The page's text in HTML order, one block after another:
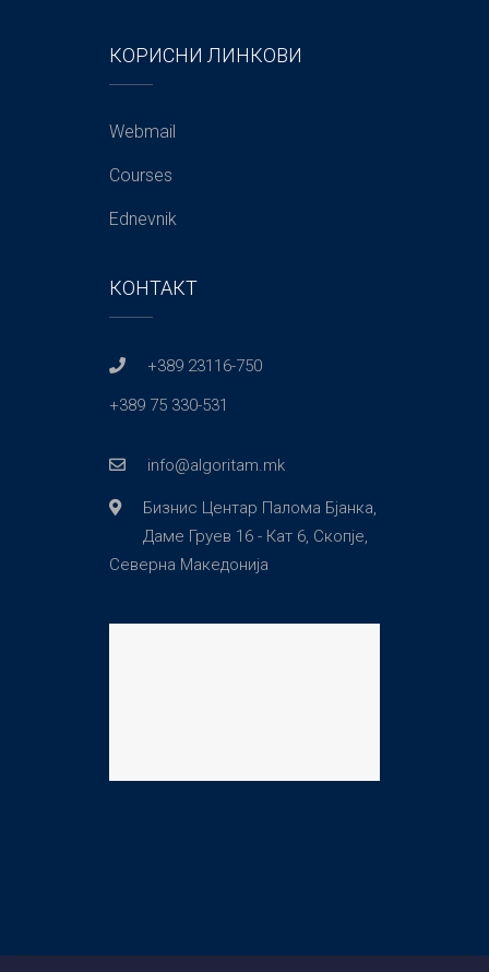
КОРИСНИ ЛИНКОВИ
Webmail
Courses
Ednevnik
КОНТАКТ
+389 23116-750
+389 75 330-531
info@algoritam.mk
Бизнис Центар Палома Бјанка,
Даме Груев 16 - Кат 6, Скопје,
Северна Македонија